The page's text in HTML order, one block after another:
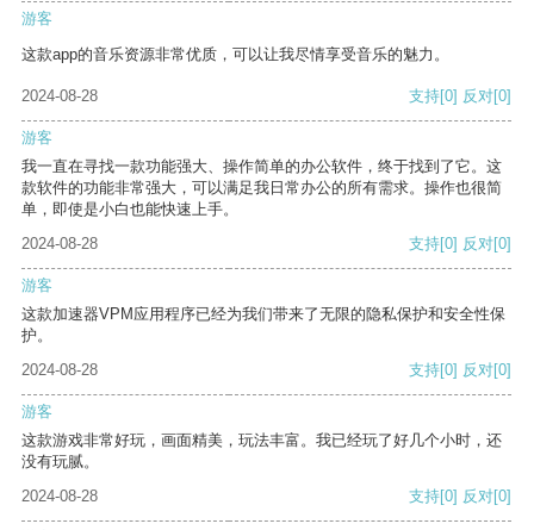
游客
这款app的音乐资源非常优质，可以让我尽情享受音乐的魅力。
2024-08-28 支持[0] 反对[0]
游客
我一直在寻找一款功能强大、操作简单的办公软件，终于找到了它。这
款软件的功能非常强大，可以满足我日常办公的所有需求。操作也很简
单，即使是小白也能快速上手。
2024-08-28
支持[0] 反对[0]
游客
这款加速器VPM应用程序已经为我们带来了无限的隐私保护和安全性保
护。
2024-08-28
支持[0] 反对[0]
游客
这款游戏非常好玩，画面精美，玩法丰富。我已经玩了好几个小时，还
没有玩腻。
2024-08-28
支持[0] 反对[0]